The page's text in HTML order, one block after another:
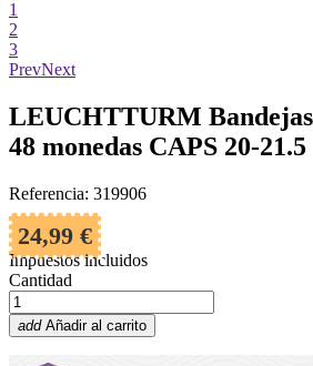
1
2
3
PrevNext
LEUCHTTURM
48 monedas CAPS 20-21.5
Referencia: 319906
24,99 €
Impuestos incluidos
Cantidad
add Añadir al carrito